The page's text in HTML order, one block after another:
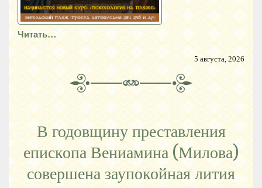
Читать…
5 августа, 2026
В годовщину преставления
епископа Вениамина (Милова)
совершена заупокойная лития